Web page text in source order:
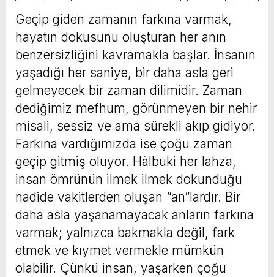
Geçip giden zamanın farkına varmak,
hayatın dokusunu oluşturan her anın
benzersizliğini kavramakla başlar. İnsanın
yaşadığı her saniye, bir daha asla geri
gelmeyecek bir zaman dilimidir. Zaman
dediğimiz mefhum, görünmeyen bir nehir
misali, sessiz ve ama sürekli akıp gidiyor.
Farkına vardığımızda ise çoğu zaman
geçip gitmiş oluyor. Hâlbuki her lahza,
insan ömrünün ilmek ilmek dokunduğu
nadide vakitlerden oluşan “an”lardır. Bir
daha asla yaşanamayacak anların farkına
varmak; yalnızca bakmakla değil, fark
etmek ve kıymet vermekle mümkün
olabilir. Çünkü insan, yaşarken çoğu